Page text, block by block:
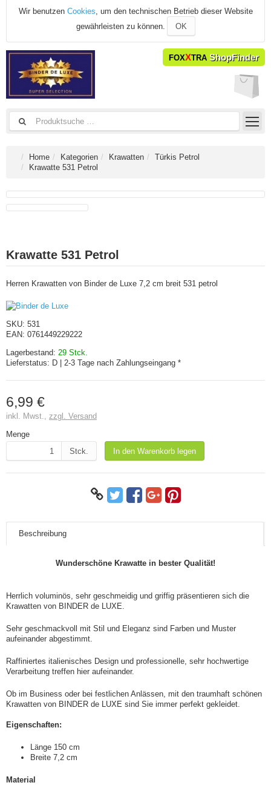
Wir benutzen Cookies, um den technischen Betrieb dieser Website
gewährleisten zu können.
OK
FOXXTRA ShopFinder
Home Kategorien Krawatten
Türkis Petrol
Krawatte 531 Petrol
Krawatte 531 Petrol
Herren Krawatten von Binder de Luxe 7,2 cm breit 531 petrol
SKU: 531
EAN: 0761449229222
Lagerbestand: 29 Stck.
Lieferstatus: D | 2-3 Tage nach Zahlungseingang *
6,99 €
inkl. Mwst., zzgl. Versand
Menge
Stck.
In den Warenkorb legen
Beschreibung
Wunderschöne Krawatte in bester Qualität!
Herrlich voluminös, sehr geschmeidig und griffig präsentieren sich die
Krawatten von BINDER de LUXE.
Sehr geschmackvoll mit Stil und Eleganz sind Farben und Muster
aufeinander abgestimmt.
Raffiniertes italienisches Design und professionelle, sehr hochwertige
Verarbeitung treffen hier aufeinander.
Ob im Business oder bei festlichen Anlässen, mit den traumhaft schönen
Krawatten von BINDER de LUXE sind Sie immer perfekt gekleidet.
Eigenschaften:
Länge 150 cm
Breite 7,2 cm
Material